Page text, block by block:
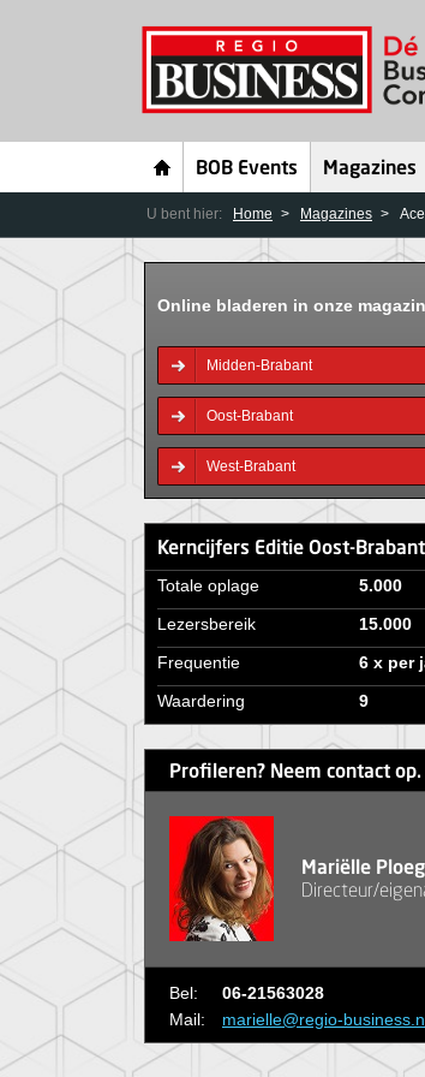
BOB Events Magazines
U bent hier: Home Magazines
Online bladeren in onze
Midden-Brabant
Oost-Brabant
West-Brabant
Kerncijfers Editie Oost-Brabant
Totale oplage
5.000
Lezersbereik
15.000
Frequentie
6 x per
Waardering
9
Profileren? Neem contact op.
Mariëlle
Directeur/
Bel:
06-21563028
Mail:
marielle@regio-